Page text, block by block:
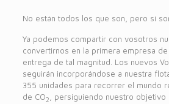
No están todos los que son, pero sí
Ya podemos compartir con vosotros
convertirnos en la primera empresa
entrega de tal magnitud. Los nuevos
seguirán incorporándose a nuestra
355 unidades para recorrer el mundo
de CO2
, persiguiendo nuestro